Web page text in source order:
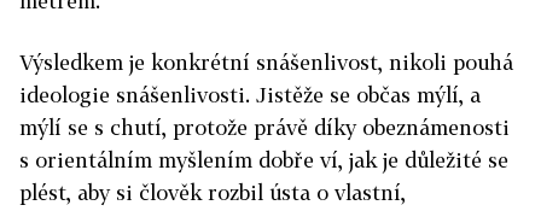
Výsledkem je konkrétní snášenlivost, nikoli pouhá
ideologie snášenlivosti. Jistěže se občas mýlí, a
mýlí se s chutí, protože právě díky obeznámenosti
s orientálním myšlením dobře ví, jak je důležité se
plést, aby si člověk rozbil ústa o vlastní,